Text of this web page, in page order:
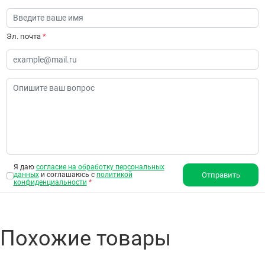
Эл. почта *
Я даю согласие на обработку персональных
данныхи соглашаюсь с политикой
конфиденциальности *
Отправить
Похожие товары